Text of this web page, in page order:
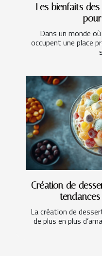
Les bienfaits
Dans un monde
occupent une place
Création de
La création de
de plus en plus